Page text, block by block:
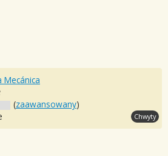
Mecánica
(zaawansowany)
Chwyty